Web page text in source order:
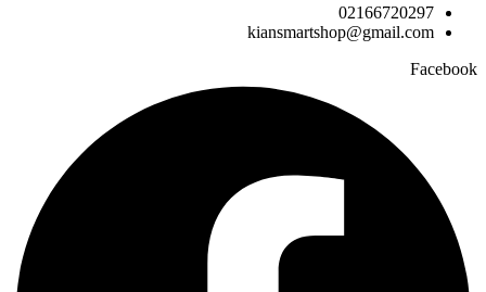
02166720297
kiansmartshop@gmail.com
Facebook